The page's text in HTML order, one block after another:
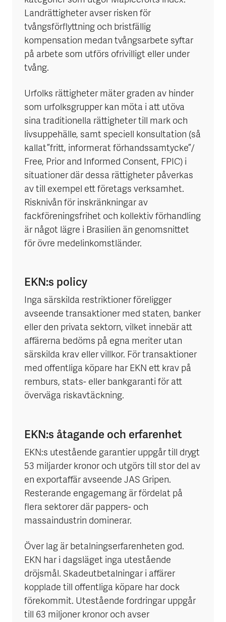
Landrättigheter avser risken för
tvångsförflyttning och bristfällig
kompensation medan tvångsarbete syftar
på arbete som utförs ofrivilligt eller under
tvång.
Urfolks rättigheter mäter graden av hinder
som urfolksgrupper kan möta i att utöva
sina traditionella rättigheter till mark och
livsuppehälle, samt speciell konsultation (så
kallat ”fritt, informerat förhandssamtycke”/
Free, Prior and Informed Consent, FPIC) i
situationer där dessa rättigheter påverkas
av till exempel ett företags verksamhet.
Risknivån för inskränkningar av
fackföreningsfrihet och kollektiv förhandling
är något lägre i Brasilien än genomsnittet
för övre medelinkomstländer.
EKN:s policy
Inga särskilda restriktioner föreligger
avseende transaktioner med staten, banker
eller den privata sektorn, vilket innebär att
affärerna bedöms på egna meriter utan
särskilda krav eller villkor. För transaktioner
med offentliga köpare har EKN ett krav på
remburs, stats- eller bankgaranti för att
överväga riskavtäckning.
EKN:s åtagande och erfarenhet
EKN:s utestående garantier uppgår till drygt
53 miljarder kronor och utgörs till stor del av
en exportaffär avseende JAS Gripen.
Resterande engagemang är fördelat på
flera sektorer där pappers- och
massaindustrin dominerar.
Över lag är betalningserfarenheten god.
EKN har i dagsläget inga utestående
dröjsmål. Skadeutbetalningar i affärer
kopplade till offentliga köpare har dock
förekommit. Utestående fordringar uppgår
till 63 miljoner kronor och avser